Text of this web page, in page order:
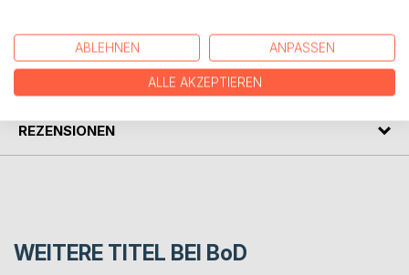
AUTOR/IN
REZENSIONEN
WEITERE TITEL BEI BoD
ABLEHNEN ANPASSEN
ALLE AKZEPTIEREN